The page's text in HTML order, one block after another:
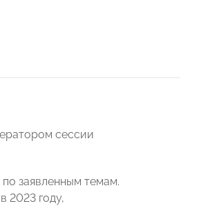
сессии
заявленным темам.
2023 году,